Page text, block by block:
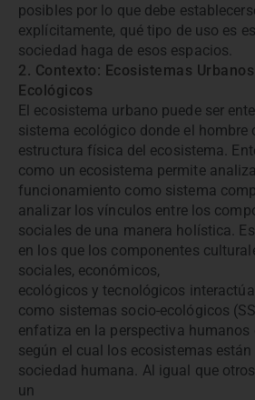
posibles por lo que debe
explícitamente, qué tipo de uso es
sociedad haga de esos espacios.
2. Contexto: Ecosistemas
Ecológicos
El ecosistema urbano puede ser
sistema ecológico donde el hombre
estructura física del ecosistema.
como un ecosistema permite
funcionamiento como sistema
analizar los vínculos entre los
sociales de una manera holística.
en los que los componentes
sociales, económicos,
ecológicos y tecnológicos
como sistemas socio-ecológicos
enfatiza en la perspectiva humanos
según el cual los ecosistemas
sociedad humana. Al igual que
un